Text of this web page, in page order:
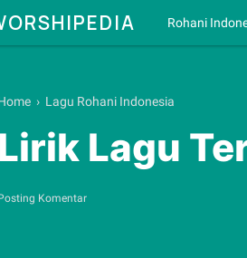
Rohani
› Lagu Rohani Indonesia
Lirik Lagu
Komentar